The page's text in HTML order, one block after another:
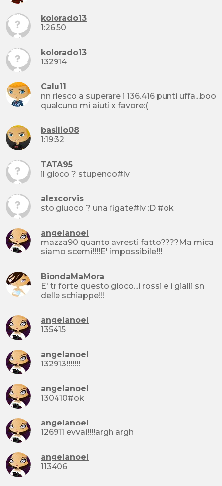
kolorado13
1:26:50
kolorado13
132914
Calu11
nn riesco a superare i 136.416 punti uffa...boo
qualcuno mi aiuti x favore:(
basilio08
1:19:32
TATA95
il gioco ? stupendo#lv
alexcorvis
sto giuoco ? una figate#lv :D #ok
angelanoel
mazza90 quanto avresti fatto????Ma mica
siamo scemi!!!!E' impossibile!!!
BiondaMaMora
E' tr forte questo gioco...i rossi e i gialli sn
delle schiappe!!!
angelanoel
135415
angelanoel
132913!!!!!!!
angelanoel
130410#ok
angelanoel
126911 evvai!!!!argh argh
angelanoel
113406